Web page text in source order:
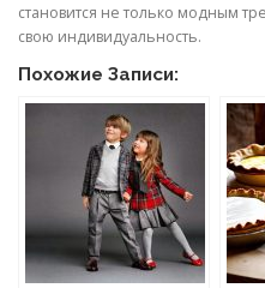
становится не только модным
свою индивидуальность.
Похожие Записи: